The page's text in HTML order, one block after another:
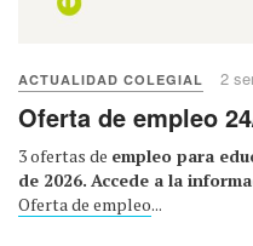
ACTUALIDAD COLEGIAL 2
Oferta de empleo
3 ofertas de empleo para
de 2026. Accede a la
Oferta de empleo...